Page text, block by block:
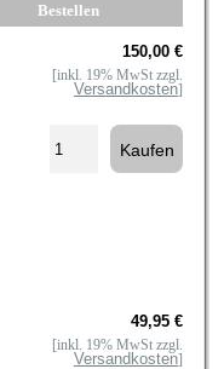
Bestellen
150,00 €
[inkl. 19% MwSt zzgl.
Versandkosten]
49,95 €
[inkl. 19% MwSt zzgl.
Versandkosten]